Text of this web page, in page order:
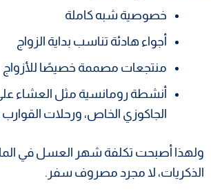
خصوصية شبه كاملة
أجواء هادئة تناسب بداية الزواج
منتجعات مصممة خصيصًا للأزواج
أنشطة رومانسية مثل العشاء
الجاكوزي الخاص، ورحلات
ولهذا أصبحت تكلفة شهر العسل في
الذكريات، لا مجرد مصروف سفر.